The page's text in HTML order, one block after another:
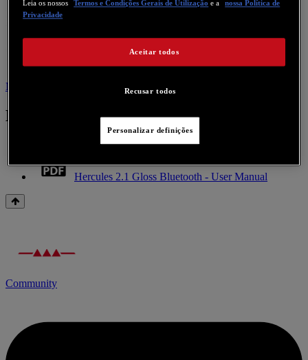
Manual Contacte-nos acerca deste produto
Manual
Hercules 2.1 Gloss Bluetooth - User Manual
Community
Leia os nossos
Termos e Condições Gerais de Utilização e a
nossa Política de
Privacidade
Recusar todos
Aceitar todos
Personalizar definições